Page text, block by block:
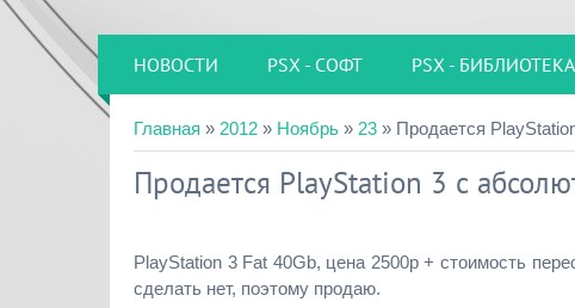
НОВОСТИ PSX - СОФТ PSX - БИБЛИОТЕКА
Главная » 2012 » Ноябрь » 23 » Продается
Продается PlayStation 3 с
PlayStation 3 Fat 40Gb, цена 2500р + стоимость
сделать нет, поэтому продаю.